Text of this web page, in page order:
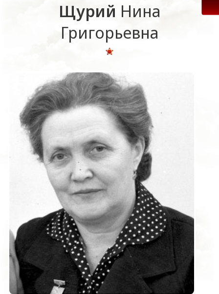
Щурий Нина
Григорьевна